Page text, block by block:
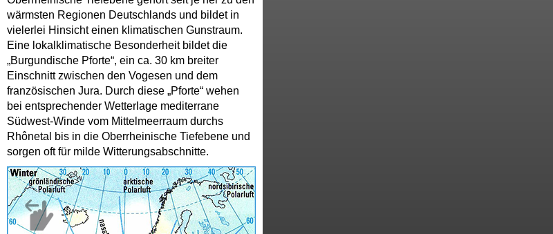
wärmsten Regionen Deutschlands und bildet in
vielerlei Hinsicht einen klimatischen Gunstraum.
Eine lokalklimatische Besonderheit bildet die
„Burgundische Pforte“, ein ca. 30 km breiter
Einschnitt zwischen den Vogesen und dem
französischen Jura. Durch diese „Pforte“ wehen
bei entsprechender Wetterlage mediterrane
Südwest-Winde vom Mittelmeerraum durchs
Rhônetal bis in die Oberrheinische Tiefebene und
sorgen oft für milde Witterungsabschnitte.